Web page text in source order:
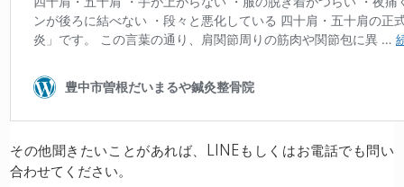
その他聞きたいことがあれば、LINEもしくはお電話でも問い
合わせてください。